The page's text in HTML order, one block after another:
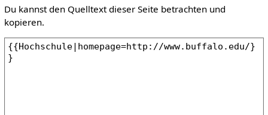
Du kannst den Quelltext dieser Seite betrachten und
kopieren.